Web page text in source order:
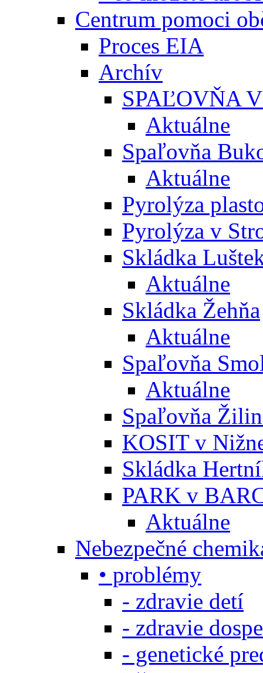
Centrum pomoci
Proces EIA
Archív
SPAĽOVŇA
Aktuálne
Spaľovňa
Aktuálne
Pyrolýza
Pyrolýza v
Skládka
Aktuálne
Skládka Žehňa
Aktuálne
Spaľovňa
Aktuálne
Spaľovňa
KOSIT v
Skládka
PARK v
Aktuálne
Nebezpečné
• problémy
- zdravie detí
- zdravie
- genetické